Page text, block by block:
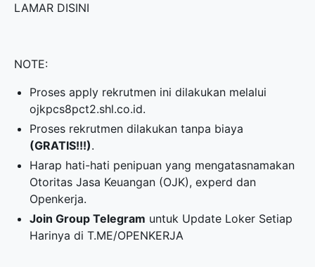
LAMAR DISINI
NOTE:
Proses apply rekrutmen ini dilakukan melalui
ojkpcs8pct2.shl.co.id.
Proses rekrutmen dilakukan tanpa biaya
(GRATIS!!!).
Harap hati-hati penipuan yang mengatasnamakan
Otoritas Jasa Keuangan (OJK), experd dan
Openkerja.
Join Group Telegram untuk Update Loker Setiap
Harinya diT.ME/OPENKERJA